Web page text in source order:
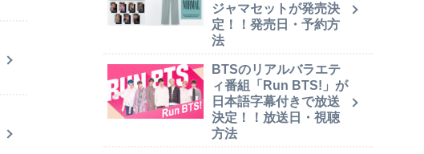
ジャマセットが発売決
定！！発売日・予約方
法
BTSのリアルバラエテ
ィ番組「Run BTS!」が
日本語字幕付きで放送
決定！！放送日・視聴
方法